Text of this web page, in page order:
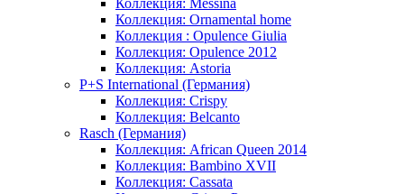
Коллекция: Messina
Коллекция: Ornamental home
Коллекция : Opulence Giulia
Коллекция: Opulence 2012
Коллекция: Astoria
P+S International (Германия)
Коллекция: Crispy
Коллекция: Belcanto
Rasch (Германия)
Коллекция: African Queen 2014
Коллекция: Bambino XVII
Коллекция: Cassata